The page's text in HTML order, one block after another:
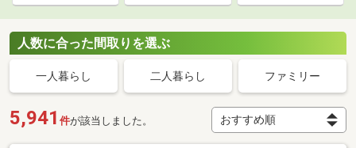
人数に合った間取りを選ぶ
一人暮らし 二人暮らし ファミリー
5,941 件が該当しました。